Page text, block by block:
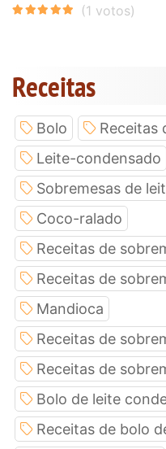
Receitas
Bolo
Receitas
Leite-condensado
Sobremesas de
Coco-ralado
Receitas de
Receitas de
Mandioca
Receitas de
Receitas de
Bolo de leite
Receitas de bolo